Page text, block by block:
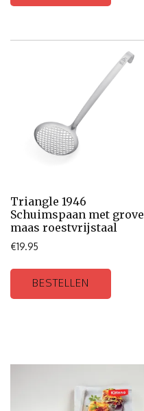
Triangle 1946
Schuimspaan met grove
maas roestvrijstaal
€19.95
BESTELLEN